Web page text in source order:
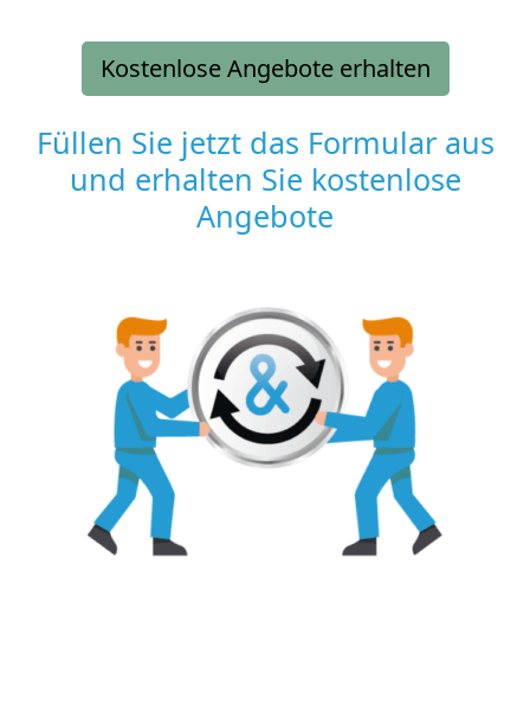
Kostenlose Angebote erhalten
Füllen Sie jetzt das Formular aus
und erhalten Sie kostenlose
Angebote